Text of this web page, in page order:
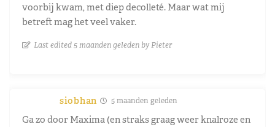
voorbij kwam, met diep decolleté. Maar wat mij
betreft mag het veel vaker.
Last edited 5 maanden geleden by Pieter
siobhan 5 maanden geleden
Ga zo door Maxima (en straks graag weer knalroze en